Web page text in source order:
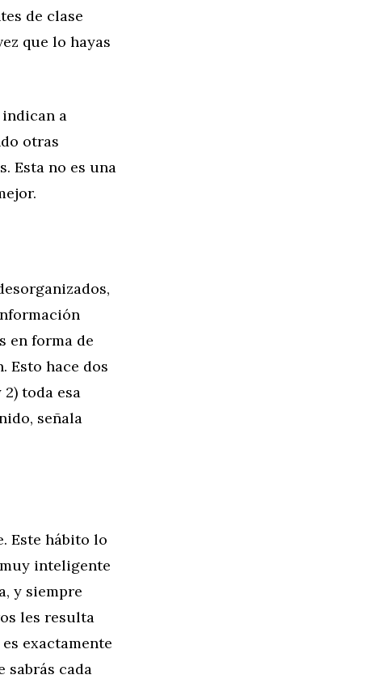
de clase
que lo hayas
a
otras
Esta no es una
en forma de
Esto hace dos
toda esa
señala
Este hábito lo
inteligente
y siempre
les resulta
exactamente
sabrás cada